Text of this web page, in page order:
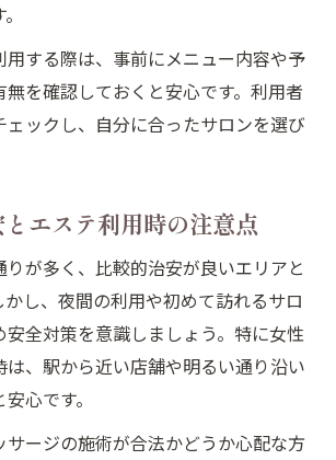
用する際は、事前にメニュー内容や予
を確認しておくと安心です。利用者
ェックし、自分に合ったサロンを選び
エステ利用時の注意点
が多く、比較的治安が良いエリアと
かし、夜間の利用や初めて訪れるサロ
安全対策を意識しましょう。特に女性
、駅から近い店舗や明るい通り沿い
心です。
サージの施術が合法かどうか心配な方